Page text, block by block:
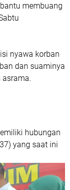
membuang
nyawa korban
dan suaminya
hubungan
yang saat ini